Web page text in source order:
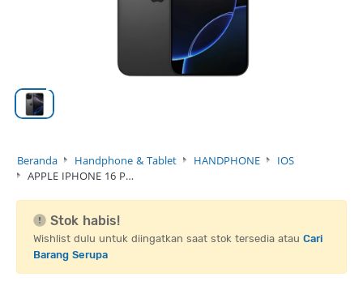
Beranda Handphone & Tablet HANDPHONE
IOS
APPLE IPHONE 16 P…
Stok habis!
Wishlist dulu untuk diingatkan saat stok tersedia atau Cari
Barang Serupa